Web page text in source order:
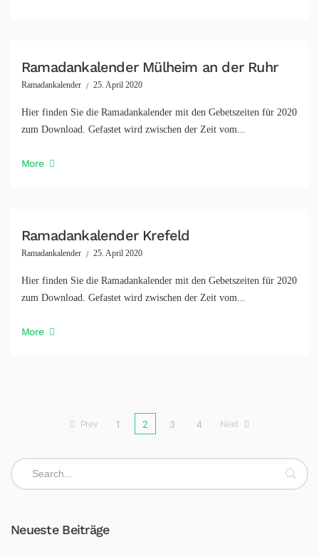
Ramadankalender Mülheim an der Ruhr
Ramadankalender 25. April 2020
Hier finden Sie die Ramadankalender mit den Gebetszeiten für 2020
zum Download. Gefastet wird zwischen der Zeit vom...
More
Ramadankalender Krefeld
Ramadankalender 25. April 2020
Hier finden Sie die Ramadankalender mit den Gebetszeiten für 2020
zum Download. Gefastet wird zwischen der Zeit vom...
More
Prev 1 2 3 4 Next
Neueste Beiträge